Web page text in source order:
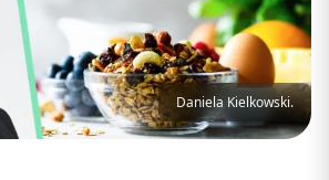
Daniela Kielkowski.